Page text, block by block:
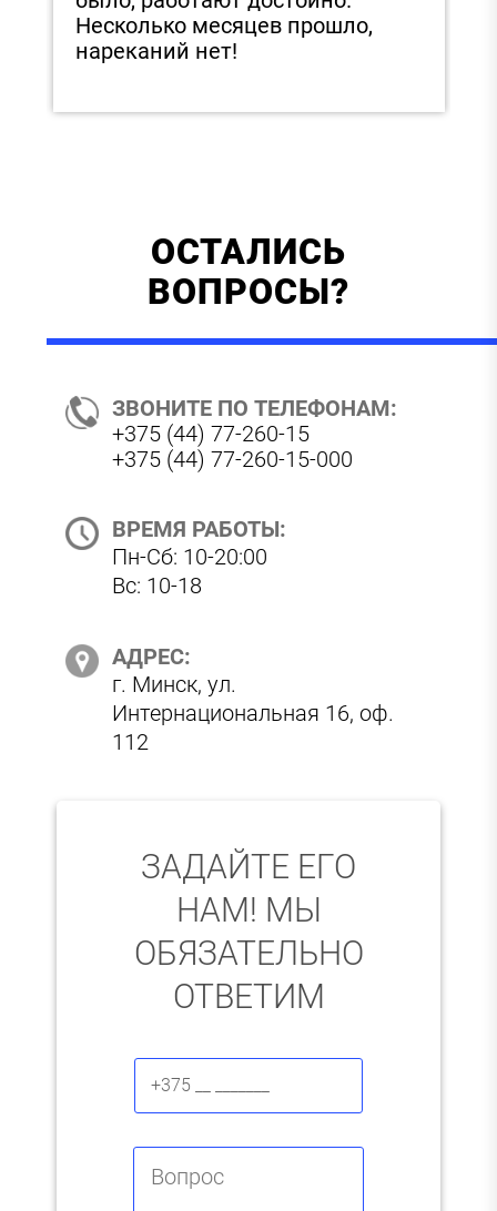
Несколько месяцев прошло,
нареканий нет!
ОСТАЛИСЬ
ВОПРОСЫ?
ЗВОНИТЕ ПО ТЕЛЕФОНАМ:
+375 (44) 77-260-15
+375 (44) 77-260-15-000
ВРЕМЯ РАБОТЫ:
Пн-Сб: 10-20:00
Вс: 10-18
АДРЕС:
г. Минск, ул.
Интернациональная 16, оф.
112
ЗАДАЙТЕ ЕГО
НАМ! МЫ
ОБЯЗАТЕЛЬНО
ОТВЕТИМ